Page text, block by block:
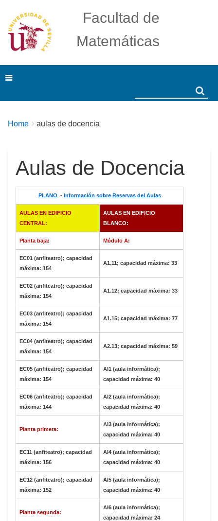
Facultad de
Matemáticas
Breadcrumbs
You
Home aulas de docencia
Aulas de Docencia
PLANO - Información sobre Reservas del Aulas
AULAS EN EDIFICIO
CENTRAL:
AULAS EN EDIFICIO
BLANCO:
Planta baja: Módulo A:
EC01 (anfiteatro); capacidad
máxima: 154
A1.11; capacidad máxima: 33
EC02 (anfiteatro); capacidad
máxima: 154
A1.12; capacidad máxima: 33
EC03 (anfiteatro); capacidad
máxima: 154
A1.15; capacidad máxima: 77
EC04 (anfiteatro); capacidad
máxima: 154
A2.13; capacidad máxima: 59
EC05 (anfiteatro); capacidad
máxima: 154
AI1 (aula informática);
capacidad máxima: 40
EC06 (anfiteatro); capacidad
máxima: 144
AI2 (aula informática);
capacidad máxima: 40
Planta primera:
AI3 (aula informática);
capacidad máxima: 40
EC11 (anfiteatro); capacidad
máxima: 156
AI4 (aula informática);
capacidad máxima: 40
EC12 (anfiteatro); capacidad
máxima: 152
AI5 (aula informática);
capacidad máxima: 40
Planta segunda:
AI6 (aula informática);
capacidad máxima: 24